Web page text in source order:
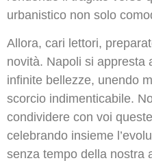
urbanistico non solo
Allora, cari lettori,
novità. Napoli si appresta
infinite bellezze, unendo
scorcio indimenticabile.
condividere con voi
celebrando insieme
senza tempo della nostra